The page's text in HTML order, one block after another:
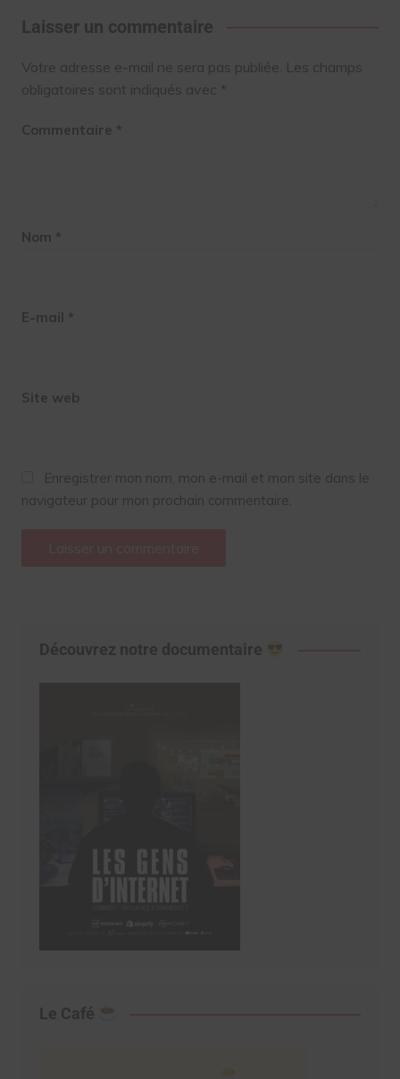
Laisser un commentaire
Votre adresse e-mail ne sera pas publiée. Les champs
obligatoires sont indiqués avec *
Commentaire *
Nom *
E-mail *
Site web
Enregistrer mon nom, mon e-mail et mon site dans le
navigateur pour mon prochain commentaire.
Découvrez notre documentaire
Le Café